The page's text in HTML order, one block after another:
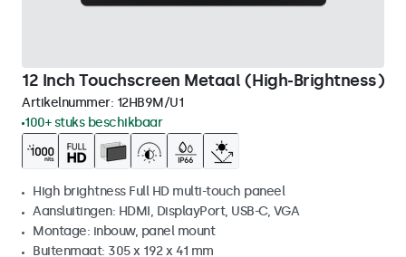
12 Inch Touchscreen Metaal (High-Brightness)
Artikelnummer: 12HB9M/U1
100+ stuks beschikbaar
High brightness Full HD multi-touch paneel
Aansluitingen: HDMI, DisplayPort, USB-C, VGA
Montage: inbouw, panel mount
Buitenmaat: 305 x 192 x 41 mm